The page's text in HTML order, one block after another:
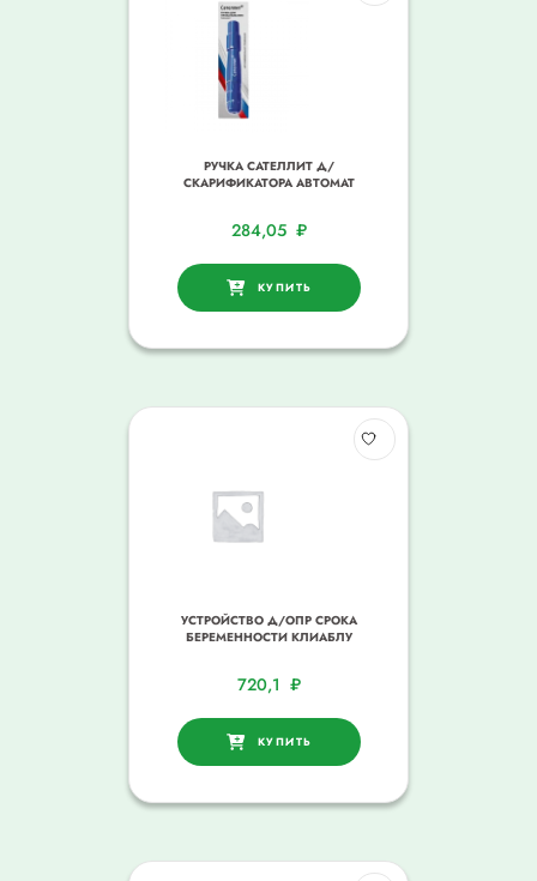
РУЧКА САТЕЛЛИТ Д/
СКАРИФИКАТОРА АВТОМАТ
284,05 ₽
КУПИТЬ
УСТРОЙСТВО Д/ОПР СРОКА
БЕРЕМЕННОСТИ КЛИАБЛУ
720,1 ₽
КУПИТЬ